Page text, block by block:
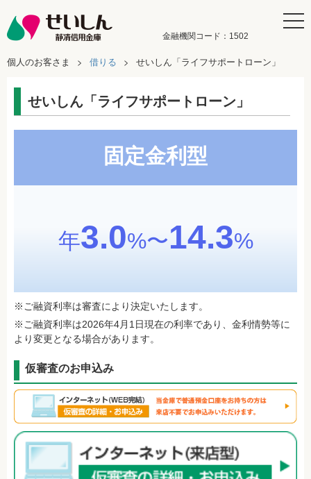
金融機関コード：1502
個人のお客さま 借りる せいしん「ライフサポートローン」
せいしん「ライフサポートローン」
固定金利型
年3.0%〜14.3%
※ご融資利率は審査により決定いたします。
※ご融資利率は2026年4月1日現在の利率であり、金利情勢等に
より変更となる場合があります。
仮審査のお申込み